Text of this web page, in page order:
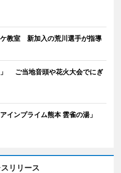
教室 新加入の荒川選手が指導
」 ご当地音頭や花火大会でにぎ
インプライム熊本 雲雀の湯」
リリース